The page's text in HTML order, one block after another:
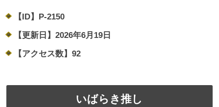
【ID】 P-2150
【更新日】 2026年6月19日
【アクセス数】 92
いばらき推し